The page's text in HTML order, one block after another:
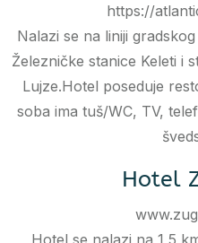
https://
Nalazi se na liniji
Železničke stanice Keleti i
Lujze.Hotel poseduje
soba ima tuš/WC, TV,
Hotel
Hotel se nalazi na 1,5